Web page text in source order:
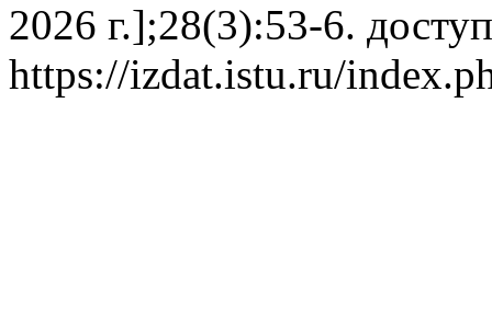
2026 г.];28(3):53-6.
https://izdat.istu.ru/